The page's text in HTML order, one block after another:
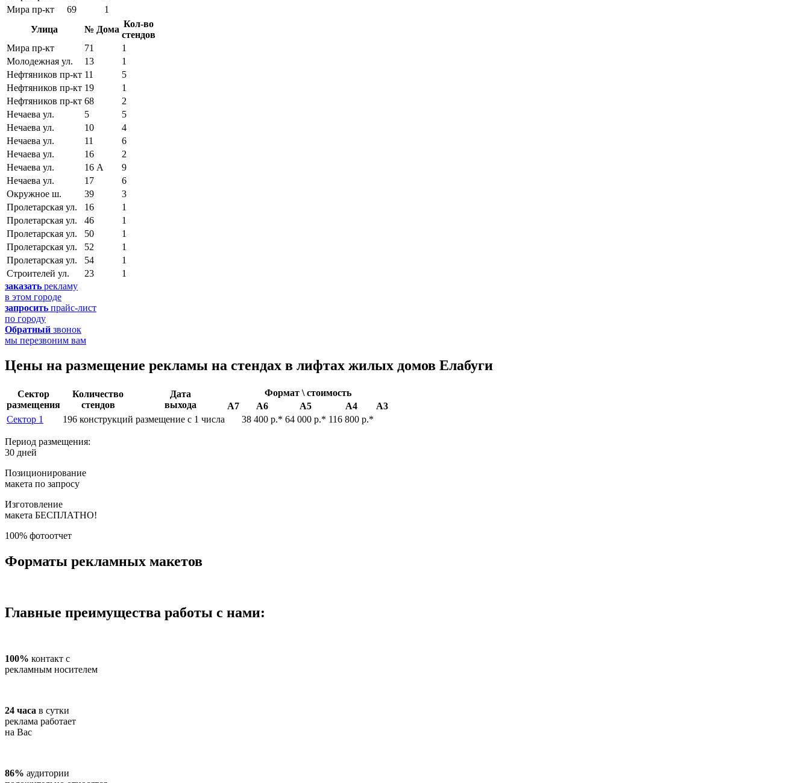
Мира пр-кт
69
1
Улица
№ Дома
Кол-во
стендов
Мира пр-кт
71
1
Молодежная ул.
13
1
Нефтяников пр-кт 11
5
Нефтяников пр-кт 19
1
Нефтяников пр-кт 68
2
Нечаева ул.
5
5
Нечаева ул.
10
4
Нечаева ул.
11
6
Нечаева ул.
16
2
Нечаева ул.
16 А
9
Нечаева ул.
17
6
Окружное ш.
39
3
Пролетарская ул.
16
1
Пролетарская ул.
46
1
Пролетарская ул.
50
1
Пролетарская ул.
52
1
Пролетарская ул.
54
1
Строителей ул.
23
1
заказать рекламу
в этом городе
запросить прайс-лист
по городу
Обратный звонок
мы перезвоним вам
Цены на размещение рекламы на cтендах в лифтах жилых домов Елабуги
Сектор
размещения
Количество
стендов
Дата
выхода
Формат \ стоимость
А7
А6 А5 А4
А3
Сектор 1
196 конструкций размещение с 1 числа 38 400 р.* 64 000 р.* 116 800 р.*
Период размещения:
30 дней
Позиционирование
макета по запросу
Изготовление
макета БЕСПЛАТНО!
100% фотоотчет
Форматы рекламных макетов
Главные преимущества работы с нами:
100% контакт с
рекламным носителем
24 часа в сутки
реклама работает
на Вас
86% аудитории